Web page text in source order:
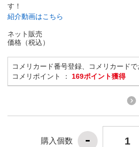
す！
紹介動画はこちら
ネット販売
価格（税込）
コメリカード番号登録、コメリカード
コメリポイント ： 169ポイント獲得
購入個数